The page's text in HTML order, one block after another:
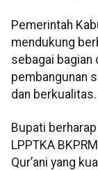
Pemerintah
mendukung
sebagai bagian
pembangunan
dan berkualitas.
Bupati
LPPTKA
Qur’ani yang